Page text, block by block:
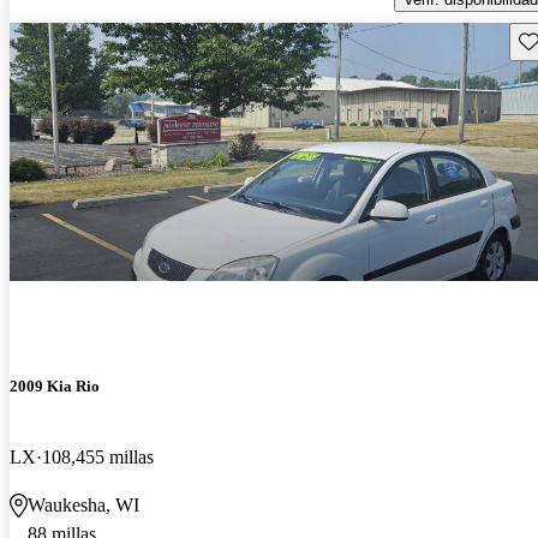
2009 Kia Rio
LX 108,455 millas
Waukesha, WI